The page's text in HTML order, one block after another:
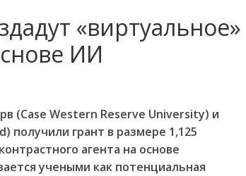
«виртуальное»
ИИ
(Case Western Reserve University) и
получили грант в размере 1,125
агента на основе
учеными как потенциальная